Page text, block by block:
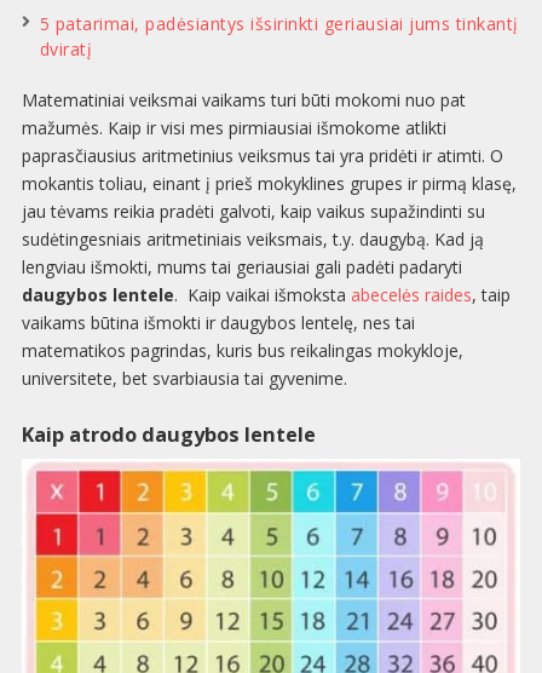
5 patarimai, padėsiantys išsirinkti geriausiai jums tinkantį
dviratį
Matematiniai veiksmai vaikams turi būti mokomi nuo pat
mažumės. Kaip ir visi mes pirmiausiai išmokome atlikti
paprasčiausius aritmetinius veiksmus tai yra pridėti ir atimti. O
mokantis toliau, einant į prieš mokyklines grupes ir pirmą klasę,
jau tėvams reikia pradėti galvoti, kaip vaikus supažindinti su
sudėtingesniais aritmetiniais veiksmais, t.y. daugybą. Kad ją
lengviau išmokti, mums tai geriausiai gali padėti padaryti
daugybos lentele. Kaip vaikai išmoksta abecelės raides, taip
vaikams būtina išmokti ir daugybos lentelę, nes tai
matematikos pagrindas, kuris bus reikalingas mokykloje,
universitete, bet svarbiausia tai gyvenime.
Kaip atrodo daugybos lentele